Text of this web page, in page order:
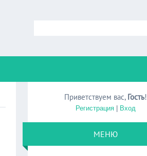
Приветствуем вас, Гость!
Регистрация| Вход
МЕНЮ